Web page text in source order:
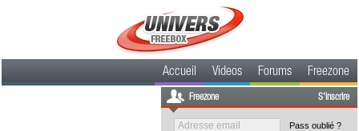
Accueil Videos Forums Freezone
Freezone S'inscrire
Pass oublié ?